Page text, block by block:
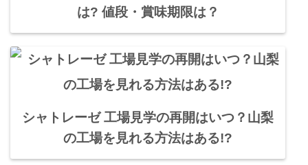
は? 値段・賞味期限は？
シャトレーゼ 工場見学の再開はいつ？山梨
の工場を見れる方法はある!?